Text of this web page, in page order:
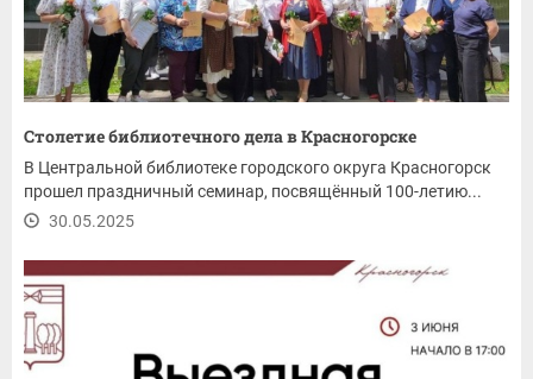
Столетие библиотечного дела в Красногорске
В Центральной библиотеке городского округа Красногорск
прошел праздничный семинар, посвящённый 100-летию...
30.05.2025